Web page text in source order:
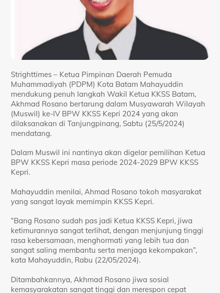
Strighttimes – Ketua Pimpinan Daerah Pemuda
Muhammadiyah (PDPM) Kota Batam Mahayuddin
mendukung penuh langkah Wakil Ketua KKSS Batam,
Akhmad Rosano bertarung dalam Musyawarah Wilayah
(Muswil) ke-IV BPW KKSS Kepri 2024 yang akan
dilaksanakan di Tanjungpinang, Sabtu (25/5/2024)
mendatang.
Dalam Muswil ini nantinya akan digelar pemilihan Ketua
BPW KKSS Kepri masa periode 2024-2029 BPW KKSS
Kepri.
Mahayuddin menilai, Ahmad Rosano tokoh masyarakat
yang sangat layak memimpin KKSS Kepri.
“Bang Rosano sudah pas jadi Ketua KKSS Kepri, jiwa
ketimurannya sangat terlihat, dengan menjunjung tinggi
rasa kebersamaan, menghormati yang lebih tua dan
sangat saling membantu serta menjaga kekompakan”,
kata Mahayuddin, Rabu (22/05/2024).
Ditambahkannya, Akhmad Rosano jiwa sosial
kemasyarakatan sangat tinggi dan merespon cepat